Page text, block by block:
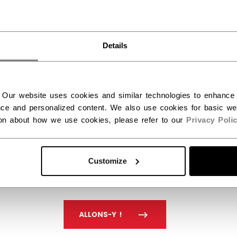
Details
website uses cookies and similar technologies to
and personalized content. We also use cookies for basic
about how we use cookies, please refer to our Privacy
Customize
ALLONS-Y !